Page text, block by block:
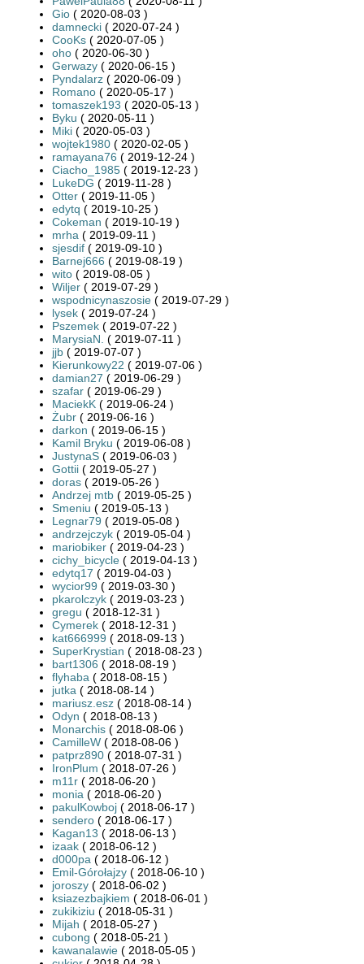
Gio ( 2020-08-03 )
damnecki ( 2020-07-24 )
CooKs ( 2020-07-05 )
oho ( 2020-06-30 )
Gerwazy ( 2020-06-15 )
Pyndalarz ( 2020-06-09 )
Romano ( 2020-05-17 )
tomaszek193 ( 2020-05-13 )
Byku ( 2020-05-11 )
Miki ( 2020-05-03 )
wojtek1980 ( 2020-02-05 )
ramayana76 ( 2019-12-24 )
Ciacho_1985 ( 2019-12-23 )
LukeDG ( 2019-11-28 )
Otter ( 2019-11-05 )
edytq ( 2019-10-25 )
Cokeman ( 2019-10-19 )
mrha ( 2019-09-11 )
sjesdif ( 2019-09-10 )
Barnej666 ( 2019-08-19 )
wito ( 2019-08-05 )
Wiljer ( 2019-07-29 )
wspodnicynaszosie ( 2019-07-29 )
lysek ( 2019-07-24 )
Pszemek ( 2019-07-22 )
MarysiaN. ( 2019-07-11 )
jjb ( 2019-07-07 )
Kierunkowy22 ( 2019-07-06 )
damian27 ( 2019-06-29 )
szafar ( 2019-06-29 )
MaciekK ( 2019-06-24 )
Żubr ( 2019-06-16 )
darkon ( 2019-06-15 )
Kamil Bryku ( 2019-06-08 )
JustynaS ( 2019-06-03 )
Gottii ( 2019-05-27 )
doras ( 2019-05-26 )
Andrzej mtb ( 2019-05-25 )
Smeniu ( 2019-05-13 )
Legnar79 ( 2019-05-08 )
andrzejczyk ( 2019-05-04 )
mariobiker ( 2019-04-23 )
cichy_bicycle ( 2019-04-13 )
edytq17 ( 2019-04-03 )
wycior99 ( 2019-03-30 )
pkarolczyk ( 2019-03-23 )
gregu ( 2018-12-31 )
Cymerek ( 2018-12-31 )
kat666999 ( 2018-09-13 )
SuperKrystian ( 2018-08-23 )
bart1306 ( 2018-08-19 )
flyhaba ( 2018-08-15 )
jutka ( 2018-08-14 )
mariusz.esz ( 2018-08-14 )
Odyn ( 2018-08-13 )
Monarchis ( 2018-08-06 )
CamilleW ( 2018-08-06 )
patprz890 ( 2018-07-31 )
IronPlum ( 2018-07-26 )
m11r ( 2018-06-20 )
monia ( 2018-06-20 )
pakulKowboj ( 2018-06-17 )
sendero ( 2018-06-17 )
Kagan13 ( 2018-06-13 )
izaak ( 2018-06-12 )
d000pa ( 2018-06-12 )
Emil-Górołajzy ( 2018-06-10 )
joroszy ( 2018-06-02 )
ksiazezbajkiem ( 2018-06-01 )
zukikiziu ( 2018-05-31 )
Mijah ( 2018-05-27 )
cubong ( 2018-05-21 )
kawanalawie ( 2018-05-05 )